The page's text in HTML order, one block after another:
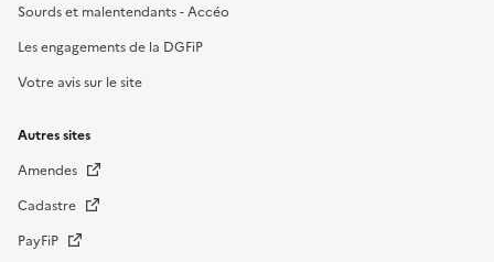
Sourds et malentendants - Accéo
Les engagements de la DGFiP
Votre avis sur le site
Autres sites
Amendes
Cadastre
PayFiP